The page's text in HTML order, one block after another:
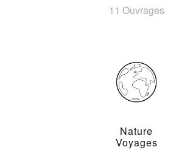
11 Ouvrages
Nature
Voyages